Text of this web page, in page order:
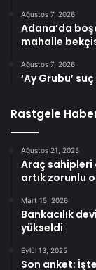
Ağustos 7, 2026
Adana’da
mahalle
Ağustos 7, 2026
‘Ay Grubu’
Rastgele
Ağustos 21, 2025
Araç sahipleri
artık zorunlu
Mart 15, 2026
Bankacılık
yükseldi
Eylül 13, 2025
Son anket: